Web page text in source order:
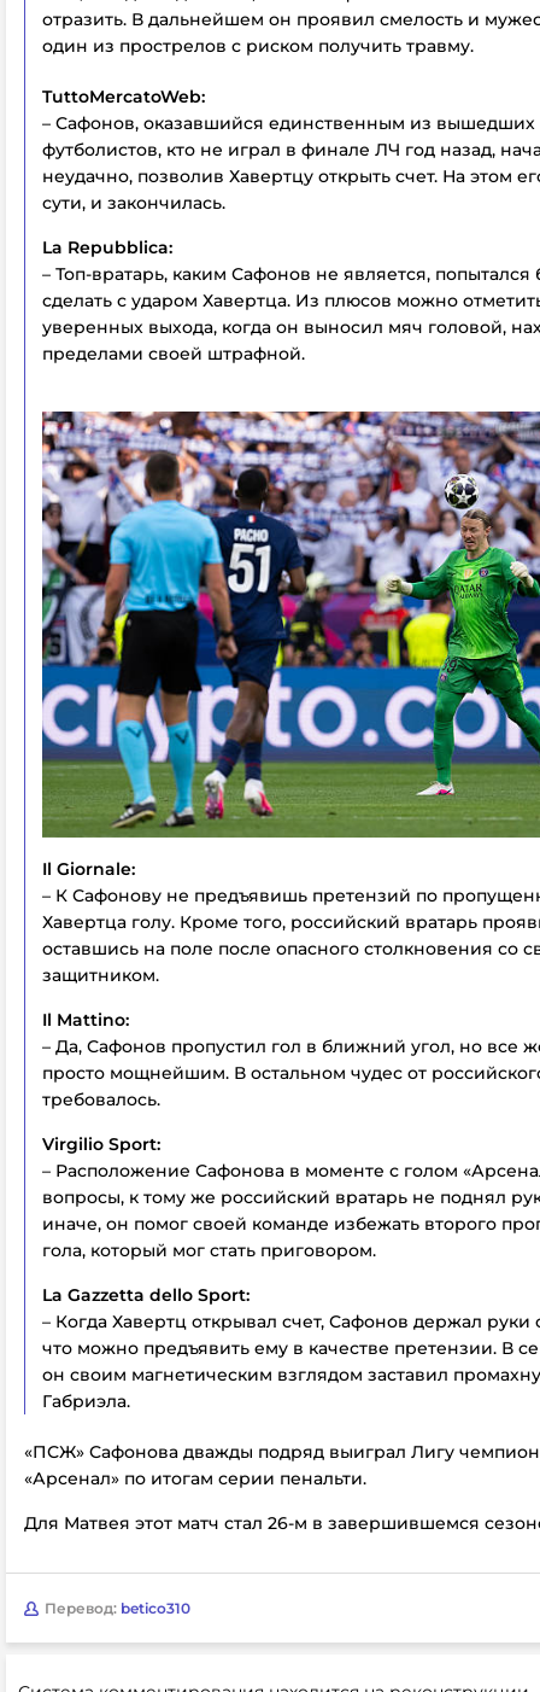
отразить. В дальнейшем он проявил смелость и
один из прострелов с риском получить травму.
TuttoMercatoWeb:
– Сафонов, оказавшийся единственным из вышедших
футболистов, кто не играл в финале ЛЧ год назад,
неудачно, позволив Хавертцу открыть счет. На этом
сути, и закончилась.
La Repubblica:
– Топ-вратарь, каким Сафонов не является, попытался
сделать с ударом Хавертца. Из плюсов можно
уверенных выхода, когда он выносил мяч головой,
пределами своей штрафной.
Il Giornale:
– К Сафонову не предъявишь претензий по
Хавертца голу. Кроме того, российский вратарь
оставшись на поле после опасного столкновения со
защитником.
Il Mattino:
– Да, Сафонов пропустил гол в ближний угол, но все
просто мощнейшим. В остальном чудес от
требовалось.
Virgilio Sport:
– Расположение Сафонова в моменте с голом
вопросы, к тому же российский вратарь не поднял
иначе, он помог своей команде избежать второго
гола, который мог стать приговором.
La Gazzetta dello Sport:
– Когда Хавертц открывал счет, Сафонов держал
что можно предъявить ему в качестве претензии. В
он своим магнетическим взглядом заставил
Габриэла.
«ПСЖ» Сафонова дважды подряд выиграл Лигу
«Арсенал» по итогам серии пенальти.
Для Матвея этот матч стал 26-м в завершившемся
Перевод: betico310